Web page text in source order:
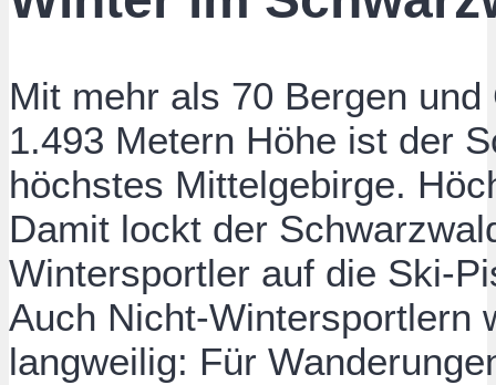
Mit mehr als 70 Bergen
1.493 Metern Höhe ist der
höchstes Mittelgebirge.
Damit lockt der
Wintersportler auf die Ski-
Auch Nicht-Wintersportlern
langweilig: Für